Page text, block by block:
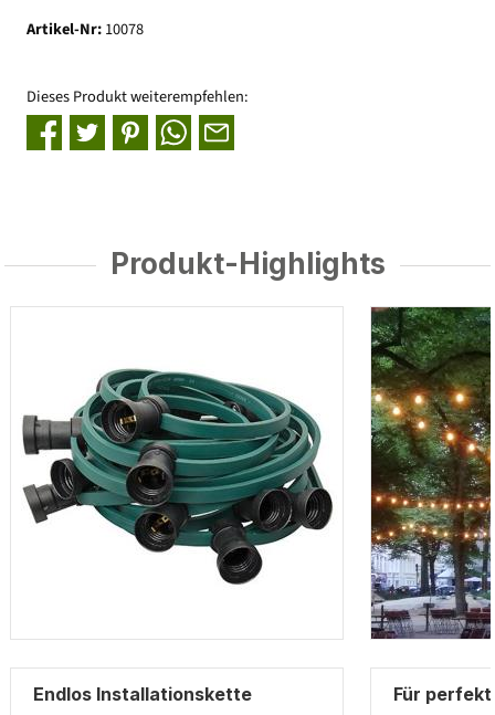
Artikel-Nr:10078
Dieses Produkt weiterempfehlen:
Produkt-Highlights
Endlos Installationskette Für